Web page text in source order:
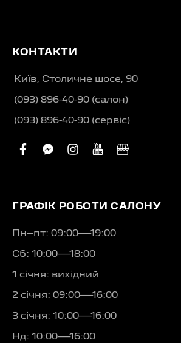
КОНТАКТИ
Київ, Столичне шосе, 90
(093) 896-40-90 (салон)
(093) 896-40-90 (сервіс)
facebook
facebook-
instagram
youtube
business
ГРАФІК РОБОТИ САЛОНУ
Пн–пт: 09:00—19:00
Сб: 10:00—18:00
1 січня: вихідний
2 січня: 09:00—16:00
3 січня: 10:00—16:00
Нд: 10:00—16:00